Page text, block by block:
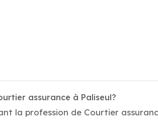
assurance à Paliseul?
la profession de Courtier